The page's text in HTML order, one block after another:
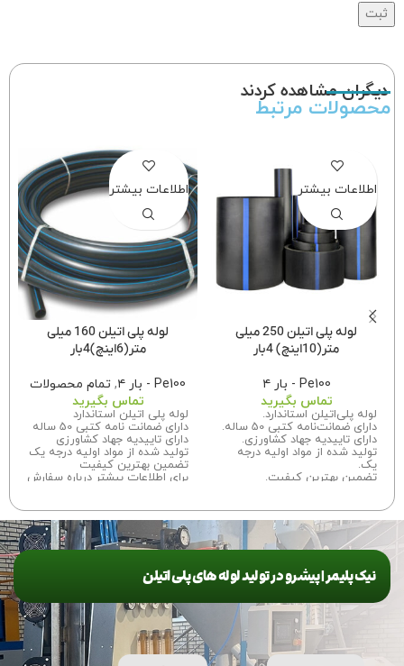
دیگران مشاهده کردند
محصولات مرتبط
لوله پلی اتیلن 250 میلی
متر(10اینچ) 4بار
Pe100 - بار ۴
تماس بگیرید
لوله پلی‌اتیلن استاندارد.
دارای ضمانت‌نامه کتبی 50 ساله.
دارای تاییدیه جهاد کشاورزی.
تولید شده از مواد اولیه درجه
یک.
تضمین بهترین کیفیت.
اطلاعات بیشتر
لوله پلی اتیلن 160 میلی
متر(6اینچ)4بار
Pe100 - بار ۴ , تمام محصولات
تماس بگیرید
لوله پلی اتیلن استاندارد
دارای ضمانت نامه کتبی 50 ساله
دارای تاییدیه جهاد کشاورزی
تولید شده از مواد اولیه درجه یک
تضمین بهترین کیفیت
برای اطلاعات بیشتر درباره سفارش
اطلاعات بیشتر
نیک پلیمر | پیشرو در تولید لوله های پلی اتیلن